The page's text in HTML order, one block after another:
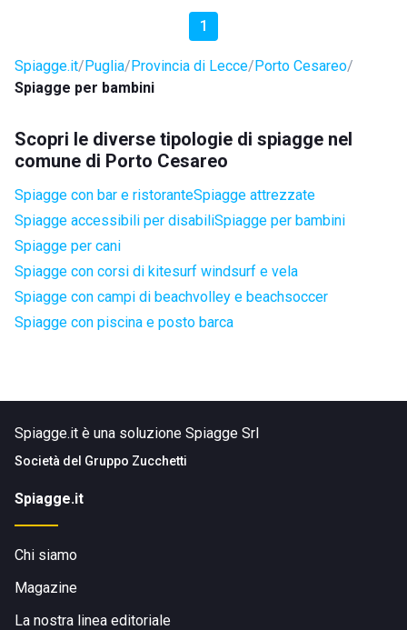
1
Spiagge.it Puglia Provincia di Lecce Porto Cesareo
Spiagge per bambini
Scopri le diverse tipologie di spiagge nel
comune di Porto Cesareo
Spiagge con bar e ristoranteSpiagge attrezzate
Spiagge accessibili per disabiliSpiagge per bambini
Spiagge per cani
Spiagge con corsi di kitesurf windsurf e vela
Spiagge con campi di beachvolley e beachsoccer
Spiagge con piscina e posto barca
Spiagge.it è una soluzione Spiagge Srl
Società del Gruppo Zucchetti
Spiagge.it
Chi siamo
Magazine
La nostra linea editoriale